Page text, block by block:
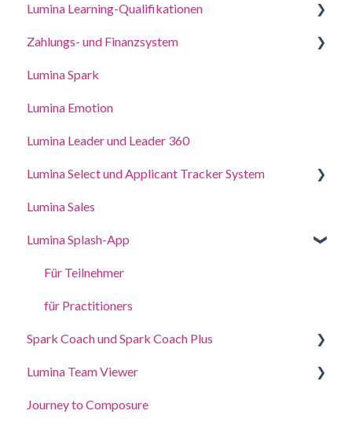
Leitfäden für Coaching und Workshops
Lumina Learning-Qualifikationen
Online-Lernportal (LLXP)
Zahlungs- und Finanzsystem
Punkte kaufen und Transaktionen anzeigen
Lumina Spark
Lumina Emotion
Lumina Leader und Leader 360
Lumina Select und Applicant Tracker System
Applicant Tracker System
Lumina Select Explainer
Lumina Sales
Lumina Splash-App
Für Teilnehmer
für Practitioners
Spark Coach und Spark Coach Plus
Anleitungen und Demos
Spark Coach
Lumina Team Viewer
Ein Team erstellen, anzeigen oder bearbeiten
Journey to Composure